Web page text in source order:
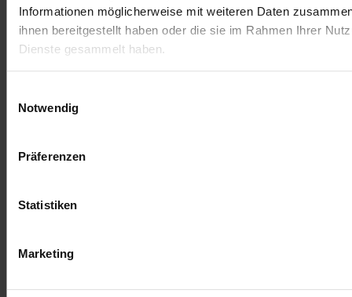
Informationen möglicherweise mit weiteren Daten
ihnen bereitgestellt haben oder die sie im Rahmen Ihrer
Dienste gesammelt haben.
Notwendig
Präferenzen
Statistiken
Marketing
Termini di servizio